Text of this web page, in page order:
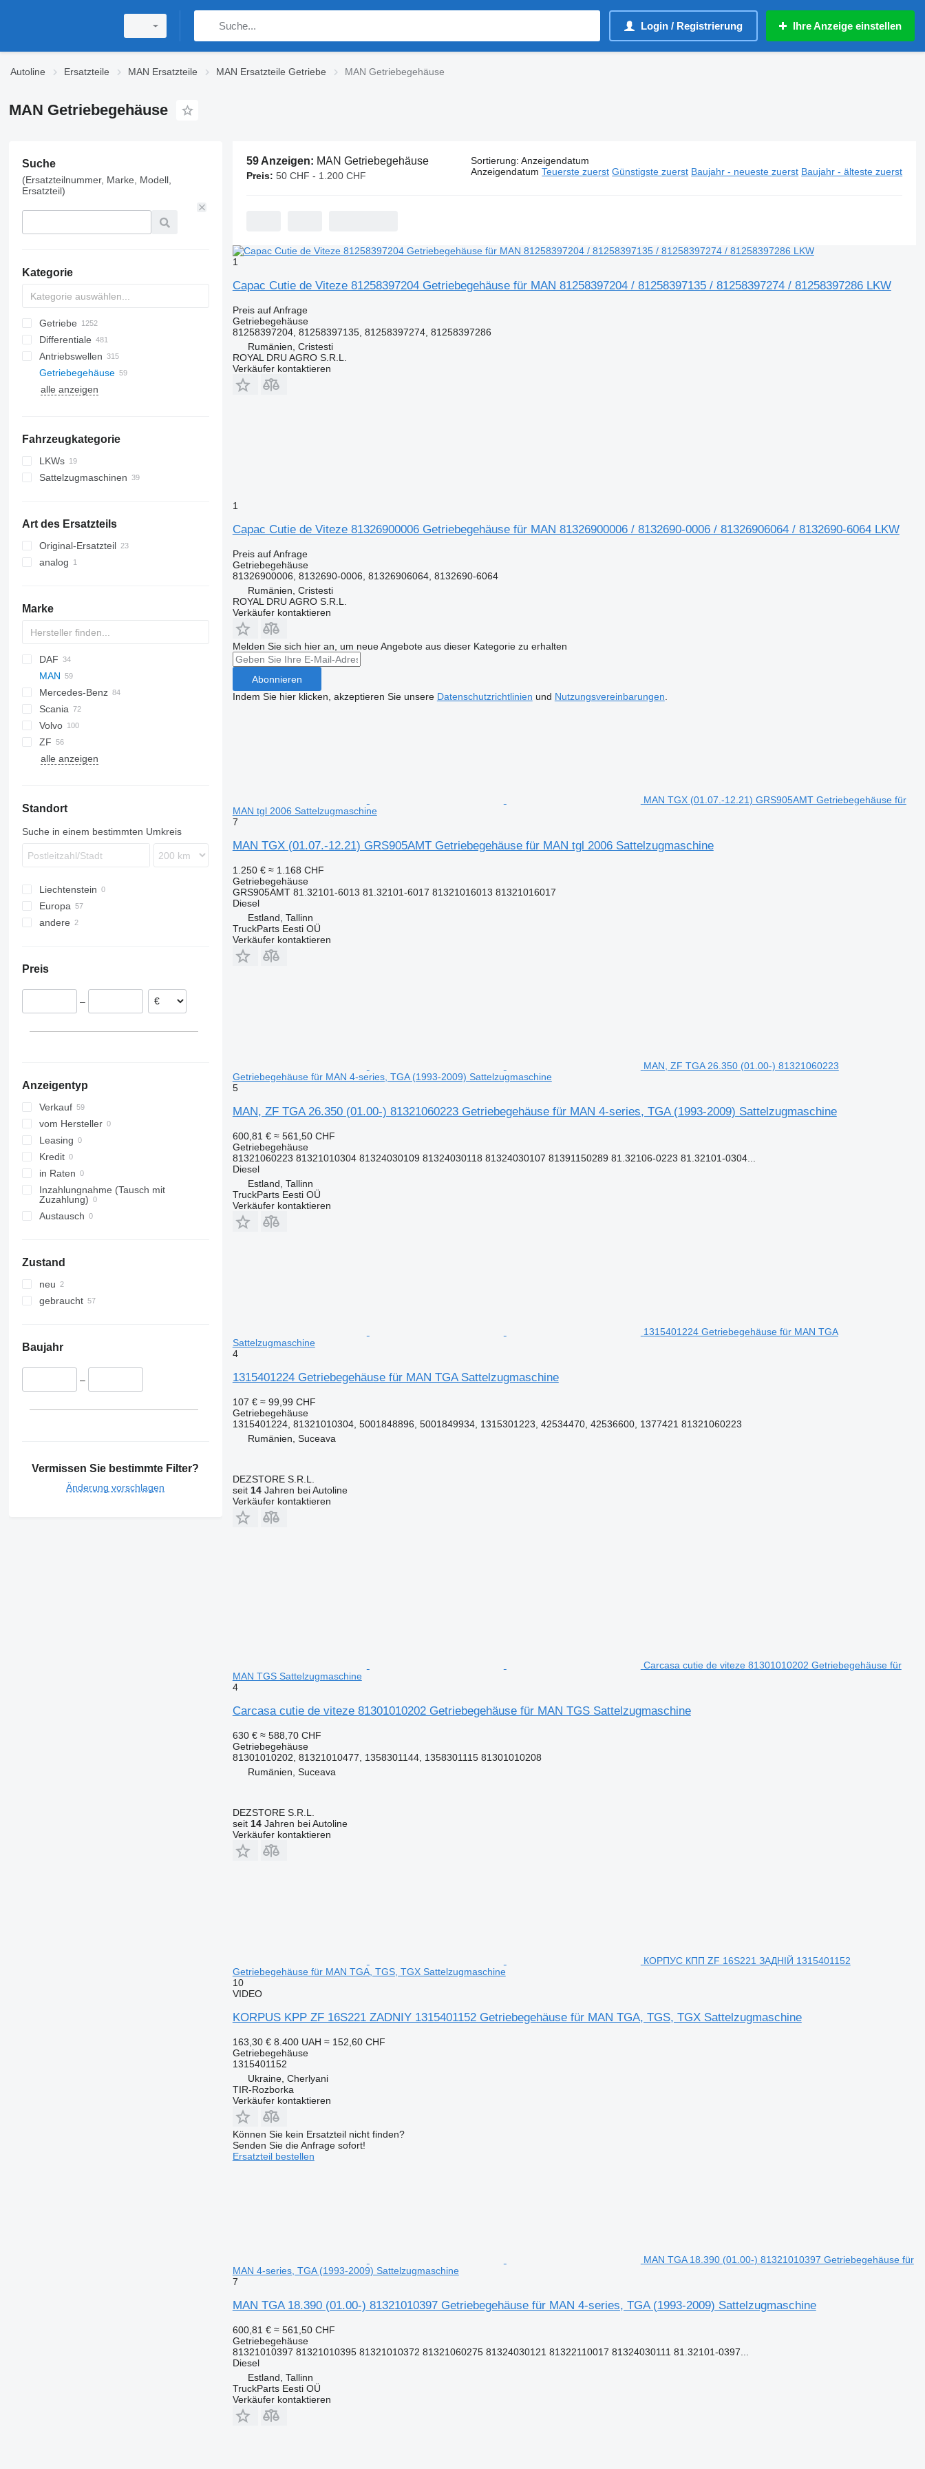
Login / Registrierung Ihre Anzeige einstellen
Autoline Ersatzteile MAN Ersatzteile MAN Ersatzteile Getriebe MAN Getriebegehäuse
MAN Getriebegehäuse
Suche
(Ersatzteilnummer, Marke, Modell,
Ersatzteil)
Kategorie
Getriebe
Differentiale
Antriebswellen
Getriebegehäuse
alle anzeigen
Fahrzeugkategorie
LKWs
Sattelzugmaschinen
Art des Ersatzteils
Original-Ersatzteil
analog
Marke
Jumper
DAF
CF
LF
SB
XF
Ducato
Punto
Daily
EuroCargo
Stralis
MAN
TGA
TGA 18
TGA 18.480
TGL
TGM
TGS
TGS 26.400
TGX
Mercedes-Benz
A-Class
Actros
Antos
Arocs
Econic
Tourismo
Travego
Cityliner
Jetliner
Skyliner
Combo
Partner
Espace
Magnum
Master
Midlum
Scania
P-series
Corolla
Volvo
A-series
B-series
FL
FMX
VNL
ZF
alle anzeigen
Standort
Suche in einem bestimmten Umkreis
Liechtenstein
Europa
Rumänien
Niederlande
Tschechien
andere
Preis
–
Anzeigentyp
Verkauf
vom Hersteller
Leasing
Kredit
in Raten
Inzahlungnahme (Tausch mit
Zuzahlung)
Austausch
Zustand
neu
gebraucht
Baujahr
–
Vermissen Sie bestimmte Filter?
Änderung vorschlagen
59 Anzeigen: MAN Getriebegehäuse
Preis: 50 CHF - 1.200 CHF
Sortierung: Anzeigendatum
Anzeigendatum Teuerste zuerst Günstigste zuerst Baujahr - neueste zuerst Baujahr - älteste zuerst
1
Capac Cutie de Viteze 81258397204 Getriebegehäuse für MAN 81258397204 / 81258397135 / 81258397274 / 81258397286 LKW
Preis auf Anfrage
Getriebegehäuse
81258397204, 81258397135, 81258397274, 81258397286
Rumänien, Cristesti
ROYAL DRU AGRO S.R.L.
Verkäufer kontaktieren
1
Capac Cutie de Viteze 81326900006 Getriebegehäuse für MAN 81326900006 / 8132690-0006 / 81326906064 / 8132690-6064 LKW
Preis auf Anfrage
Getriebegehäuse
81326900006, 8132690-0006, 81326906064, 8132690-6064
Rumänien, Cristesti
ROYAL DRU AGRO S.R.L.
Verkäufer kontaktieren
Melden Sie sich hier an, um neue Angebote aus dieser Kategorie zu erhalten
Abonnieren
Indem Sie hier klicken, akzeptieren Sie unsere Datenschutzrichtlinien und Nutzungsvereinbarungen
MAN TGX (01.07.-12.21) GRS905AMT Getriebegehäuse für
MAN tgl 2006 Sattelzugmaschine
7
MAN TGX (01.07.-12.21) GRS905AMT Getriebegehäuse für MAN tgl 2006 Sattelzugmaschine
1.250 € ≈ 1.168 CHF
Getriebegehäuse
GRS905AMT 81.32101-6013 81.32101-6017 81321016013 81321016017
Diesel
Estland, Tallinn
TruckParts Eesti OÜ
Verkäufer kontaktieren
MAN, ZF TGA 26.350 (01.00-) 81321060223
Getriebegehäuse für MAN 4-series, TGA (1993-2009) Sattelzugmaschine
5
MAN, ZF TGA 26.350 (01.00-) 81321060223 Getriebegehäuse für MAN 4-series, TGA (1993-2009) Sattelzugmaschine
600,81 € ≈ 561,50 CHF
Getriebegehäuse
81321060223 81321010304 81324030109 81324030118 81324030107 81391150289 81.32106-0223 81.32101-0304...
Diesel
Estland, Tallinn
TruckParts Eesti OÜ
Verkäufer kontaktieren
1315401224 Getriebegehäuse für MAN TGA
Sattelzugmaschine
4
1315401224 Getriebegehäuse für MAN TGA Sattelzugmaschine
107 € ≈ 99,99 CHF
Getriebegehäuse
1315401224, 81321010304, 5001848896, 5001849934, 1315301223, 42534470, 42536600, 1377421 81321060223
Rumänien, Suceava
DEZSTORE S.R.L.
seit 14Jahren bei Autoline
Verkäufer kontaktieren
Carcasa cutie de viteze 81301010202 Getriebegehäuse für
MAN TGS Sattelzugmaschine
4
Carcasa cutie de viteze 81301010202 Getriebegehäuse für MAN TGS Sattelzugmaschine
630 € ≈ 588,70 CHF
Getriebegehäuse
81301010202, 81321010477, 1358301144, 1358301115 81301010208
Rumänien, Suceava
DEZSTORE S.R.L.
seit 14Jahren bei Autoline
Verkäufer kontaktieren
КОРПУС КПП ZF 16S221 ЗАДНІЙ 1315401152
Getriebegehäuse für MAN TGA, TGS, TGX Sattelzugmaschine
10
VIDEO
KORPUS KPP ZF 16S221 ZADNIY 1315401152 Getriebegehäuse für MAN TGA, TGS, TGX Sattelzugmaschine
163,30 € 8.400 UAH ≈ 152,60 CHF
Getriebegehäuse
1315401152
Ukraine, Cherlyani
TIR-Rozborka
Verkäufer kontaktieren
Können Sie kein Ersatzteil nicht finden?
Senden Sie die Anfrage sofort!
Ersatzteil bestellen
MAN TGA 18.390 (01.00-) 81321010397 Getriebegehäuse für
MAN 4-series, TGA (1993-2009) Sattelzugmaschine
7
MAN TGA 18.390 (01.00-) 81321010397 Getriebegehäuse für MAN 4-series, TGA (1993-2009) Sattelzugmaschine
600,81 € ≈ 561,50 CHF
Getriebegehäuse
81321010397 81321010395 81321010372 81321060275 81324030121 81322110017 81324030111 81.32101-0397...
Diesel
Estland, Tallinn
TruckParts Eesti OÜ
Verkäufer kontaktieren